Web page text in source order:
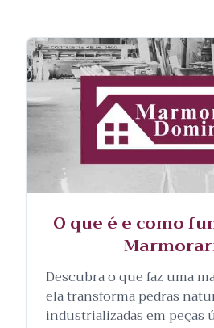
O que é e como
Descubra o que faz uma
ela transforma pedras
industrializadas em peças